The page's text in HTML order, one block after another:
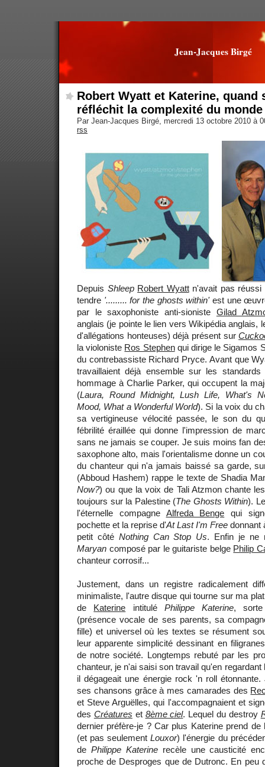
Jean-Jacques Birgé
Robert Wyatt et Katerine, quand
réfléchit la complexité du monde
Par Jean-Jacques Birgé, mercredi 13 octobre 2010 à
rss
Depuis Shleep Robert Wyattn'avait pas réussi
tendre '......... for the ghosts within'est une
par le saxophoniste anti-sioniste Gilad
anglais (je pointe le lien vers Wikipédia anglais,
d'allégations honteuses) déjà présent sur
la violoniste Ros Stephenqui dirige le Sigamos
du contrebassiste Richard Pryce. Avant que
travaillaient déjà ensemble sur les
hommage à Charlie Parker, qui occupent la
(Laura, Round Midnight, Lush Life, What's
Mood, What a Wonderful World). Si la voix du
sa vertigineuse vélocité passée, le son du
fébrilité éraillée qui donne l'impression de
sans ne jamais se couper. Je suis moins fan
saxophone alto, mais l'orientalisme donne un
du chanteur qui n'a jamais baissé sa garde,
(Abboud Hashem) rappe le texte de Shadia
Now?) ou que la voix de Tali Atzmon chante
toujours sur la Palestine (The Ghosts Within).
l'éternelle compagne Alfreda Benge qui
pochette et la reprise d'At Last I'm Free donnant
petit côté Nothing Can Stop Us. Enfin je ne
Maryan composé par le guitariste belge Philip
chanteur corrosif...
Justement, dans un registre radicalement
minimaliste, l'autre disque qui tourne sur ma
de Katerine intitulé Philippe Katerine, sorte
(présence vocale de ses parents, sa
fille) et universel où les textes se résument
leur apparente simplicité dessinant en
de notre société. Longtemps rebuté par les
chanteur, je n'ai saisi son travail qu'en
il dégageait une énergie rock 'n roll
ses chansons grâce à mes camarades des
et Steve Arguëlles, qui l'accompagnaient et
des Créatures et 8ème ciel. Lequel du destroy
dernier préfère-je ? Car plus Katerine prend de
(et pas seulementLouxor) l'énergie du
de Philippe Katerinerecèle une causticité
proche de Desproges que de Dutronc. En peu